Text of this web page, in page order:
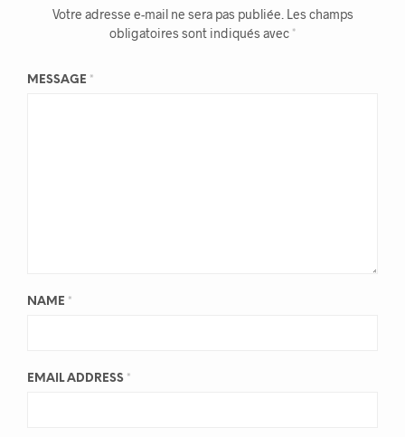
Votre adresse e-mail ne sera pas publiée. Les champs
obligatoires sont indiqués avec *
MESSAGE *
NAME *
EMAIL ADDRESS *